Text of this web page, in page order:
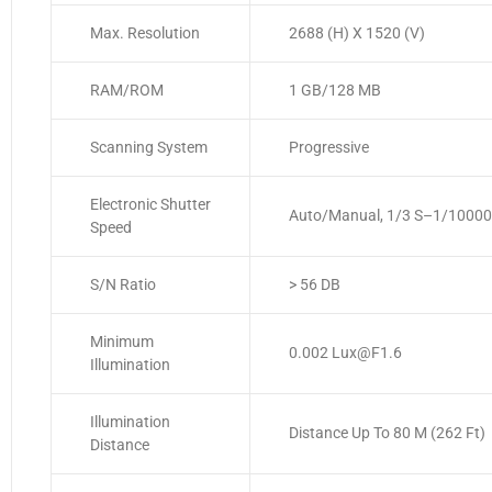
Max. Resolution 2688 (H) X 1520 (V)
RAM/ROM 1 GB/128 MB
Scanning System Progressive
Electronic Shutter
Speed
Auto/Manual, 1/3 S–1/
S/N Ratio > 56 DB
Minimum
Illumination
0.002 Lux@F1.6
Illumination
Distance
Distance Up To 80 M (262 Ft)